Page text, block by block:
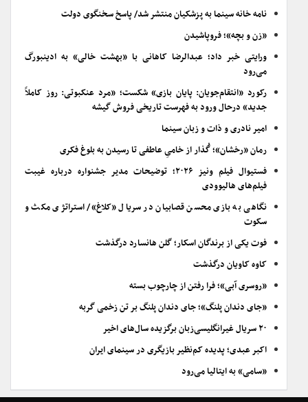
نامه خانه سینما به پزشکیان منتشر شد/ پاسخ سخنگوی دولت
«زن و بچه»؛ فروپاشیدن
ورایتی خبر داد؛ عبدالرضا کاهانی با «بهشت خالی» به ادینبورگ
می‌رود
رکورد «انتقام‌جویان: پایان بازی» شکست؛ «مرد عنکبوتی: روز کاملاً
جدید» درحال ورود به فهرست تاریخی فروش گیشه
امیر نادری و ذات و زبان سینما
رمان «رخشان»؛ گُذار از خامیِ عاطفی تا رسیدن به بلوغ فکری
فستیوال فیلم ونیز ۲۰۲۶؛ توضیحات مدیر جشنواره درباره غیبت
فیلم‌های هالیوودی
نگاهی به بازی محسن قصابیان در سریال «کلاغ»/ استراتژی مکث و
سکوت
فوت یکی از برندگان اسکار؛ گلن هانسارد درگذشت
کاوه کاویان درگذشت
«روسری آبی»؛ فرا رفتن از چارچوب بسته
«جای دندان پلنگ»؛ جای دندان پلنگ بر تن زخمی گربه
۲۰ سریال غیرانگلیسی‌زبان برگزیده سال‌های اخیر
اکبر عبدی؛ پدیده کم‌نظیر بازیگری در سینمای ایران
«سامی» به ایتالیا می‌رود